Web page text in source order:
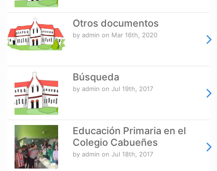
Otros documentos
by admin on Mar 16th, 2020
Búsqueda
by admin on Jul 19th, 2017
Educación Primaria en el
Colegio Cabueñes
by admin on Jul 18th, 2017